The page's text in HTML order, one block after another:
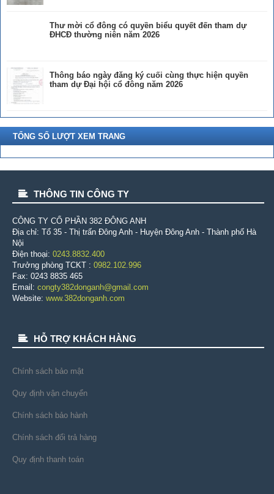
Thư mời cổ đông có quyền biểu quyết đến tham dự
ĐHCĐ thường niên năm 2026
Thông báo ngày đăng ký cuối cùng thực hiện quyền
tham dự Đại hội cổ đông năm 2026
TỔNG SỐ LƯỢT XEM TRANG
THÔNG TIN CÔNG TY
CÔNG TY CỔ PHẦN 382 ÐÔNG ANH
Địa chỉ: Tổ 35 - Thị trấn Đông Anh - Huyện Đông Anh - Thành phố Hà
Nội
Điện thoại: 0243.8832.400
Trưởng phòng TCKT : 0982.102.996
Fax: 0243 8835 465
Email: congty382donganh@gmail.com
Website: www.382donganh.com
HỖ TRỢ KHÁCH HÀNG
Chính sách bảo mật
Quy định vận chuyển
Chính sách bảo hành
Chính sách đổi trả hàng
Quy định thanh toán